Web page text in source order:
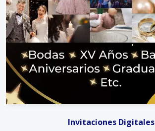
Invitaciones Digitales